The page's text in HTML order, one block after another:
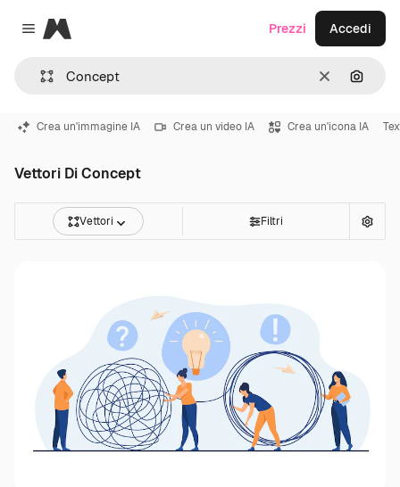
Close menu
Magnific
CancellaCerca
Prezzi Accedi
Crea un'immagine IA Crea un video IA Crea un'icona IA
Vettori Di Concept
Vettori Filtri